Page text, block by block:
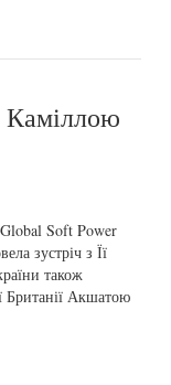
Каміллою
Soft Power
зустріч з Її
також
Британії Акшатою